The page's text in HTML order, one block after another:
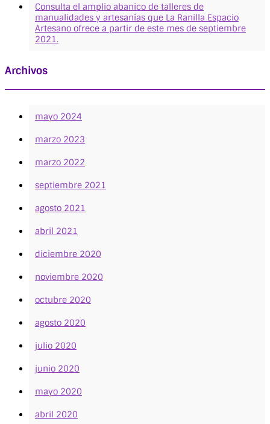
Consulta el amplio abanico de talleres de
manualidades y artesanías que La Ranilla Espacio
Artesano ofrece a partir de este mes de septiembre
2021.
Archivos
mayo 2024
marzo 2023
marzo 2022
septiembre 2021
agosto 2021
abril 2021
diciembre 2020
noviembre 2020
octubre 2020
agosto 2020
julio 2020
junio 2020
mayo 2020
abril 2020